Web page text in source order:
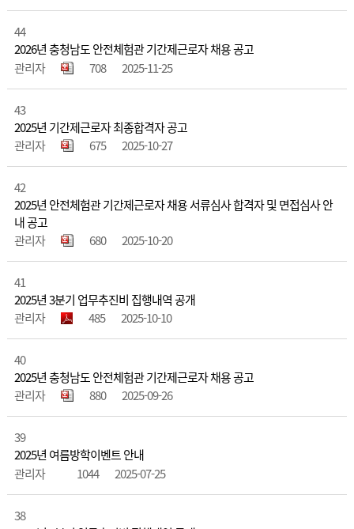
44
2026년 충청남도 안전체험관 기간제근로자 채용 공고
관리자
708 2025-11-25
43
2025년 기간제근로자 최종합격자 공고
관리자
675 2025-10-27
42
2025년 안전체험관 기간제근로자 채용 서류심사 합격자 및 면접심사 안
내 공고
관리자
680 2025-10-20
41
2025년 3분기 업무추진비 집행내역 공개
관리자
485 2025-10-10
40
2025년 충청남도 안전체험관 기간제근로자 채용 공고
관리자
880 2025-09-26
39
2025년 여름방학이벤트 안내
관리자
1044 2025-07-25
38